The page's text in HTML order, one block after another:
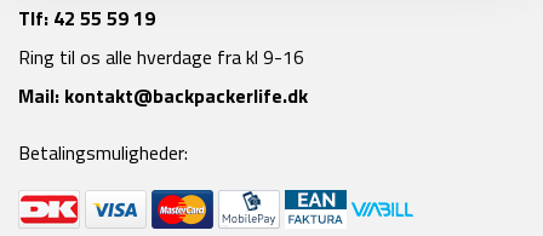
Tlf: 42 55 59 19
Ring til os alle hverdage fra kl 9-16
Mail: kontakt@backpackerlife.dk
Betalingsmuligheder: